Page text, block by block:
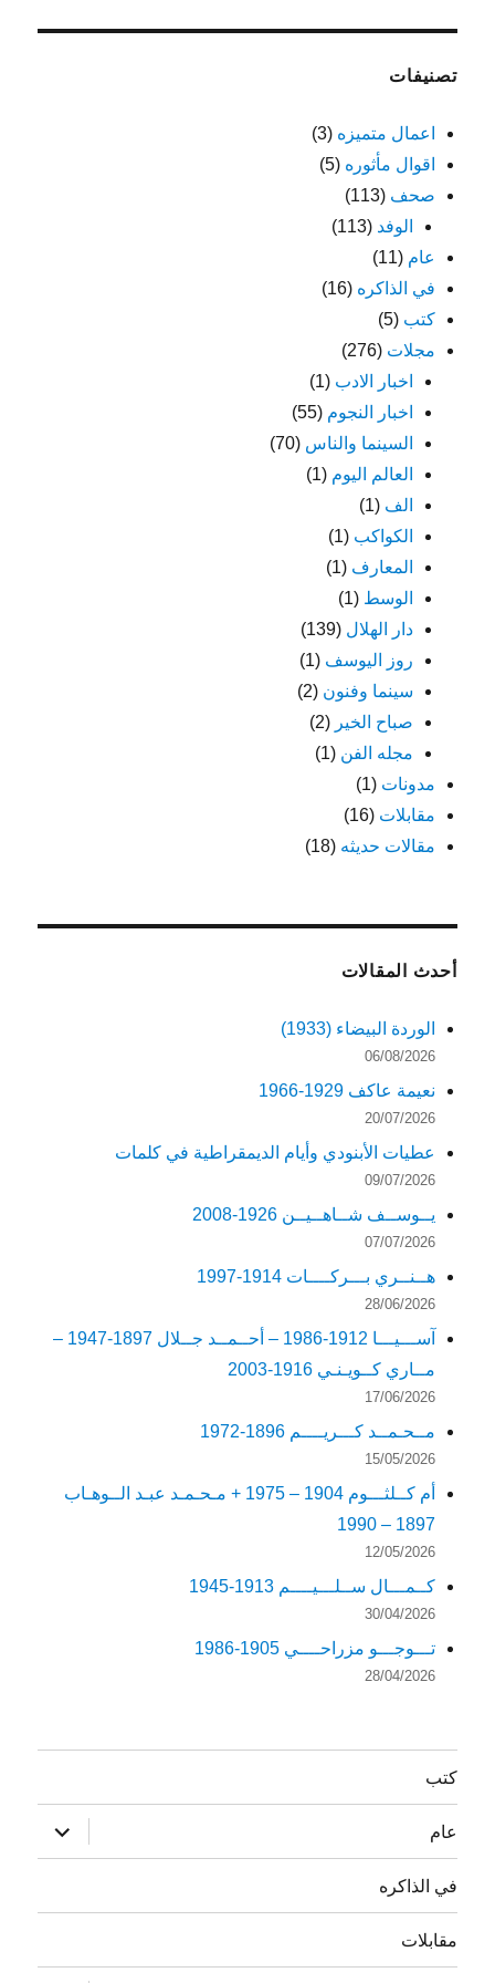
تصنيفات
اعمال متميزه (3)
اقوال مأثوره (5)
صحف (113)
الوفد (113)
عام (11)
في الذاكره (16)
كتب (5)
مجلات (276)
اخبار الادب (1)
اخبار النجوم (55)
السينما والناس (70)
العالم اليوم (1)
الف (1)
الكواكب (1)
المعارف (1)
الوسط (1)
دار الهلال (139)
روز اليوسف (1)
سينما وفنون (2)
صباح الخير (2)
مجله الفن (1)
مدونات (1)
مقابلات (16)
مقالات حديثه (18)
أحدث المقالات
الوردة البيضاء (1933)
06/08/2026
نعيمة عاكف 1929-1966
20/07/2026
عطيات الأبنودي وأيام الديمقراطية في كلمات
09/07/2026
يــوســف شــاهــيــن 1926-2008
07/07/2026
هــنــري بـــركــــات 1914-1997
28/06/2026
آســـيـــا 1912-1986 – أحــمــد جــلال 1897-1947 –
مــاري كــويـنـي 1916-2003
17/06/2026
مــحـمــد كـــريــــم 1896-1972
15/05/2026
أم كــلثـــوم 1904 – 1975 + مـحـمـد عبـد الــوهـاب
1897 – 1990
12/05/2026
كــمـــال ســلـــيــــم 1913-1945
30/04/2026
تـــوجـــو مزراحــــي 1905-1986
28/04/2026
كتب
عام
توسيع
القائمة
الفرعية
في الذاكره
مقابلات